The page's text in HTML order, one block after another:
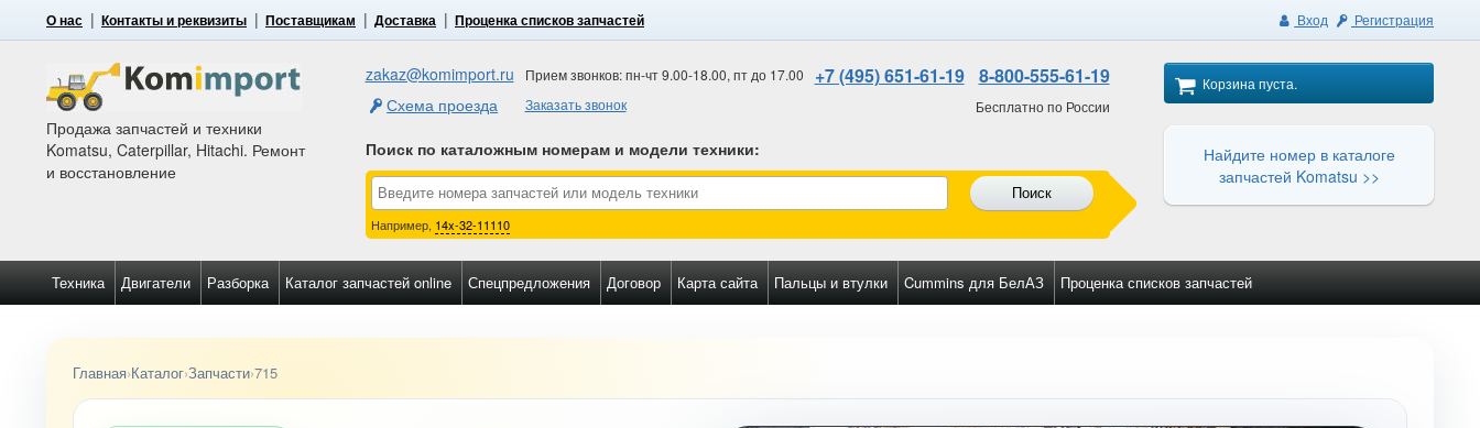
О нас Контакты и реквизиты Поставщикам Доставка Проценка списков запчастей Вход Регистрация
Продажа запчастей и техники
Komatsu, Caterpillar, Hitachi. Ремонт
и восстановление
zakaz@komimport.ru
Схема проезда
Прием звонков: пн-чт 9.00-18.00, пт до 17.00
Заказать звонок
+7 (495) 651-61-19 8-800-555-61-19
Бесплатно по России
Поиск по каталожным номерам и модели техники:
Поиск
Например, 14x-32-11110
Корзина пуста.
Найдите номер в каталоге
запчастей Komatsu >>
Техника Двигатели Разборка Каталог запчастей online Спецпредложения Договор Карта сайта Пальцы и втулки Cummins для БелАЗ Проценка списков запчастей
Главная›Каталог›Запчасти›715